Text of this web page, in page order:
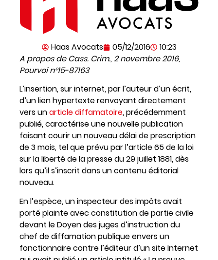
Haas Avocats 05/12/2016
10:23
A propos de Cass. Crim., 2 novembre 2016,
Pourvoi n°15-87163
L’insertion, sur internet, par l’auteur d’un écrit,
d’un lien hypertexte renvoyant directement
vers unarticle diffamatoire, précédemment
publié, caractérise une nouvelle publication
faisant courir un nouveau délai de prescription
de 3 mois, tel que prévu par l’article 65 de la loi
sur la liberté de la presse du 29 juillet 1881, dès
lors qu’il s’inscrit dans un contenu éditorial
nouveau.
En l’espèce, un inspecteur des impôts avait
porté plainte avec constitution de partie civile
devant le Doyen des juges d’instruction du
chef de diffamation publique envers un
fonctionnaire contre l’éditeur d’un site Internet